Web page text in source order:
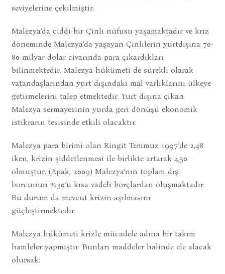
seviyelerine çekilmiştir.
Malezya’da ciddi bir Çinli nüfusu yaşamaktadır ve kriz
döneminde Malezya’da yaşayan Çinlilerin yurtdışına 70-
80 milyar dolar civarında para çıkardıkları
bilinmektedir. Malezya hükümeti de sürekli olarak
vatandaşlarından yurt dışındaki mal varlıklarını ülkeye
getirmelerini talep etmektedir. Yurt dışına çıkan
Malezya sermayesinin yurda geri dönüşü ekonomik
istikrarın tesisinde etkili olacaktır.
Malezya para birimi olan Ringit Temmuz 1997’de 2,48
iken, krizin şiddetlenmesi ile birlikte artarak 4,50
olmuştur. (Apak, 2009) Malezya’nın toplam dış
borcunun %30’u kısa vadeli borçlardan oluşmaktadır.
Bu durum da mevcut krizin aşılmasını
güçleştirmektedir.
Malezya hükümeti krizle mücadele adına bir takım
hamleler yapmıştır. Bunları maddeler halinde ele alacak
olursak: